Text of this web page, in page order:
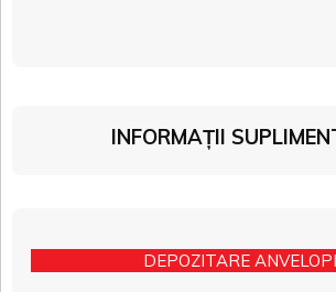
INFORMAȚII
DEPOZITARE